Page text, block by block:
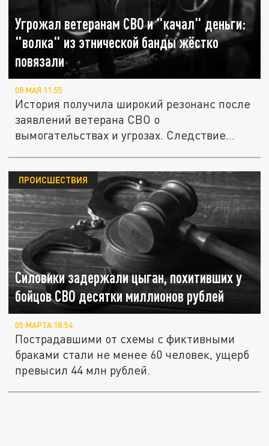
Угрожал ветеранам СВО и "качал" деньги:
"волка" из этнической банды жёстко
повязали
08 МАЯ 11:55
История получила широкий резонанс после
заявлений ветерана СВО о
вымогательствах и угрозах. Следствие...
Силовики задержали цыган, похитивших у
бойцов СВО десятки миллионов рублей
ПРОИСШЕСТВИЯ
05 МАРТА 18:54
Пострадавшими от схемы с фиктивными
браками стали не менее 60 человек, ущерб
превысил 44 млн рублей.